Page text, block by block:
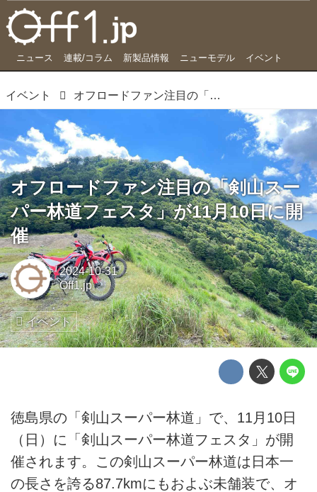
ニュース 連載/コラム 新製品情報 ニューモデル イベント
イベント オフロードファン注目の「剣山スーパー林道フェスタ」が11月10日に開催
オフロードファン注目の「剣山スー
パー林道フェスタ」が11月10日に開
催
2024-10-31
Off1.jp
イベント
徳島県の「剣山スーパー林道」で、11月10日
（日）に「剣山スーパー林道フェスタ」が開
催されます。この剣山スーパー林道は日本一
の長さを誇る87.7kmにもおよぶ未舗装で、オ